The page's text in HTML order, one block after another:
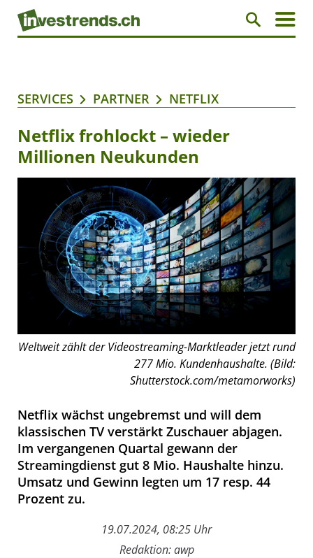
SERVICES PARTNER NETFLIX
Netflix frohlockt – wieder
Millionen Neukunden
Weltweit zählt der Videostreaming-Marktleader jetzt rund
277 Mio. Kundenhaushalte. (Bild:
Shutterstock.com/metamorworks)
Netflix wächst ungebremst und will dem
klassischen TV verstärkt Zuschauer abjagen.
Im vergangenen Quartal gewann der
Streamingdienst gut 8 Mio. Haushalte hinzu.
Umsatz und Gewinn legten um 17 resp. 44
Prozent zu.
19.07.2024, 08:25 Uhr
Redaktion: awp